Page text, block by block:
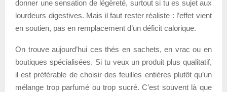
donner une sensation de légèreté, surtout si tu es sujet aux
lourdeurs digestives. Mais il faut rester réaliste : l’effet vient
en soutien, pas en remplacement d’un déficit calorique.
On trouve aujourd’hui ces thés en sachets, en vrac ou en
boutiques spécialisées. Si tu veux un produit plus qualitatif,
il est préférable de choisir des feuilles entières plutôt qu’un
mélange trop parfumé ou trop sucré. C’est souvent là que